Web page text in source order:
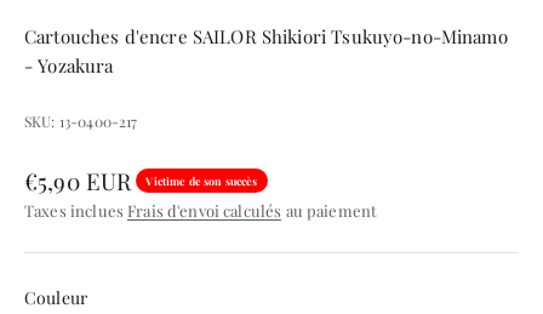
Cartouches d'encre SAILOR Shikiori Tsukuyo-no-Minamo
- Yozakura
SKU: 13-0400-217
Prix de vente
€5,90 EUR Victime de son succès
Taxes inclues Frais d'envoi calculés au paiement
CouleurCouleur